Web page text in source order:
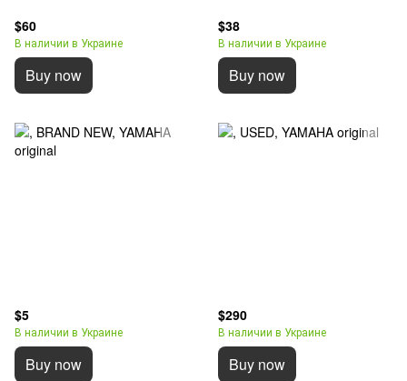
$60
В наличии в Украине
Buy now
$38
В наличии в Украине
Buy now
$5
В наличии в Украине
Buy now
$290
В наличии в Украине
Buy now